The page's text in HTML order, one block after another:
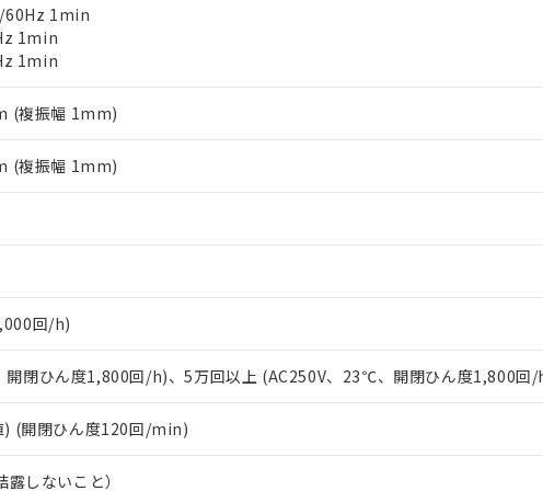
60Hz 1min
1min
1min
(複振幅 1mm)
(複振幅 1mm)
回/h)
閉ひん度1,800回/h)、5万回以上 (AC250V、23℃、開閉ひん度1,800回/
) (開閉ひん度120回/min)
しないこと）
から備考欄に対応日を記載しておりました。
対応品への在庫切替を完了していることから、特段のことがない限り、
ます。